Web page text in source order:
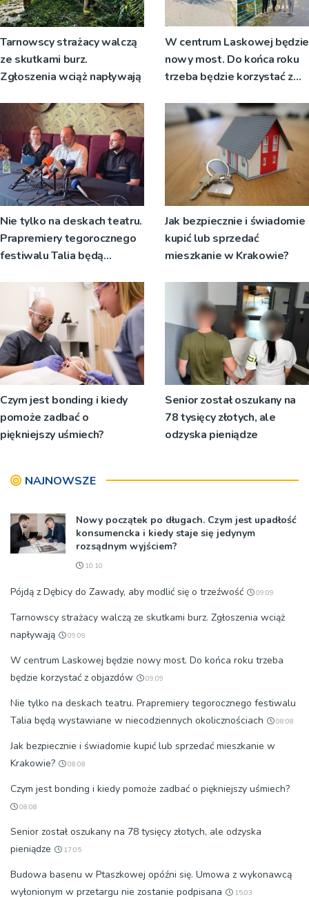
Tarnowscy strażacy walczą
ze skutkami burz.
Zgłoszenia wciąż napływają
W centrum Laskowej będzie
nowy most. Do końca roku
trzeba będzie korzystać z
Nie tylko na deskach teatru.
Prapremiery tegorocznego
festiwalu Talia będą
niecodziennych
okolicznościach
Jak bezpiecznie i świadomie
kupić lub sprzedać
mieszkanie w Krakowie?
Czym jest bonding i kiedy
pomoże zadbać o
piękniejszy uśmiech?
Senior został oszukany na
78 tysięcy złotych, ale
odzyska pieniądze
NAJNOWSZE
Nowy początek po długach. Czym jest upadłość
konsumencka i kiedy staje się jedynym
rozsądnym wyjściem?
10:10
Pójdą z Dębicy do Zawady, aby modlić się o trzeźwość 09:09
Tarnowscy strażacy walczą ze skutkami burz. Zgłoszenia wciąż
napływają
09:09
W centrum Laskowej będzie nowy most. Do końca roku trzeba
będzie korzystać z objazdów
09:09
Nie tylko na deskach teatru. Prapremiery tegorocznego festiwalu
Talia będą wystawiane w niecodziennych okolicznościach
08:08
Jak bezpiecznie i świadomie kupić lub sprzedać mieszkanie w
Krakowie?
08:08
Czym jest bonding i kiedy pomoże zadbać o piękniejszy uśmiech?
08:08
Senior został oszukany na 78 tysięcy złotych, ale odzyska
pieniądze
17:05
Budowa basenu w Ptaszkowej opóźni się. Umowa z wykonawcą
wyłonionym w przetargu nie zostanie podpisana
15:03